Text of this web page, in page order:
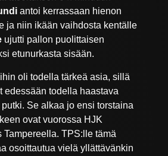
antoi kerrassaan hienon
ja niin ikään vaihdosta kentälle
ujutti pallon puolittaisen
etunurkasta sisään.
oli todella tärkeä asia, sillä
edessään todella haastava
Se alkaa jo ensi torstaina
ovat vuorossa HJK
Tampereella. TPS:lle tämä
osoittautua vielä yllättävänkin